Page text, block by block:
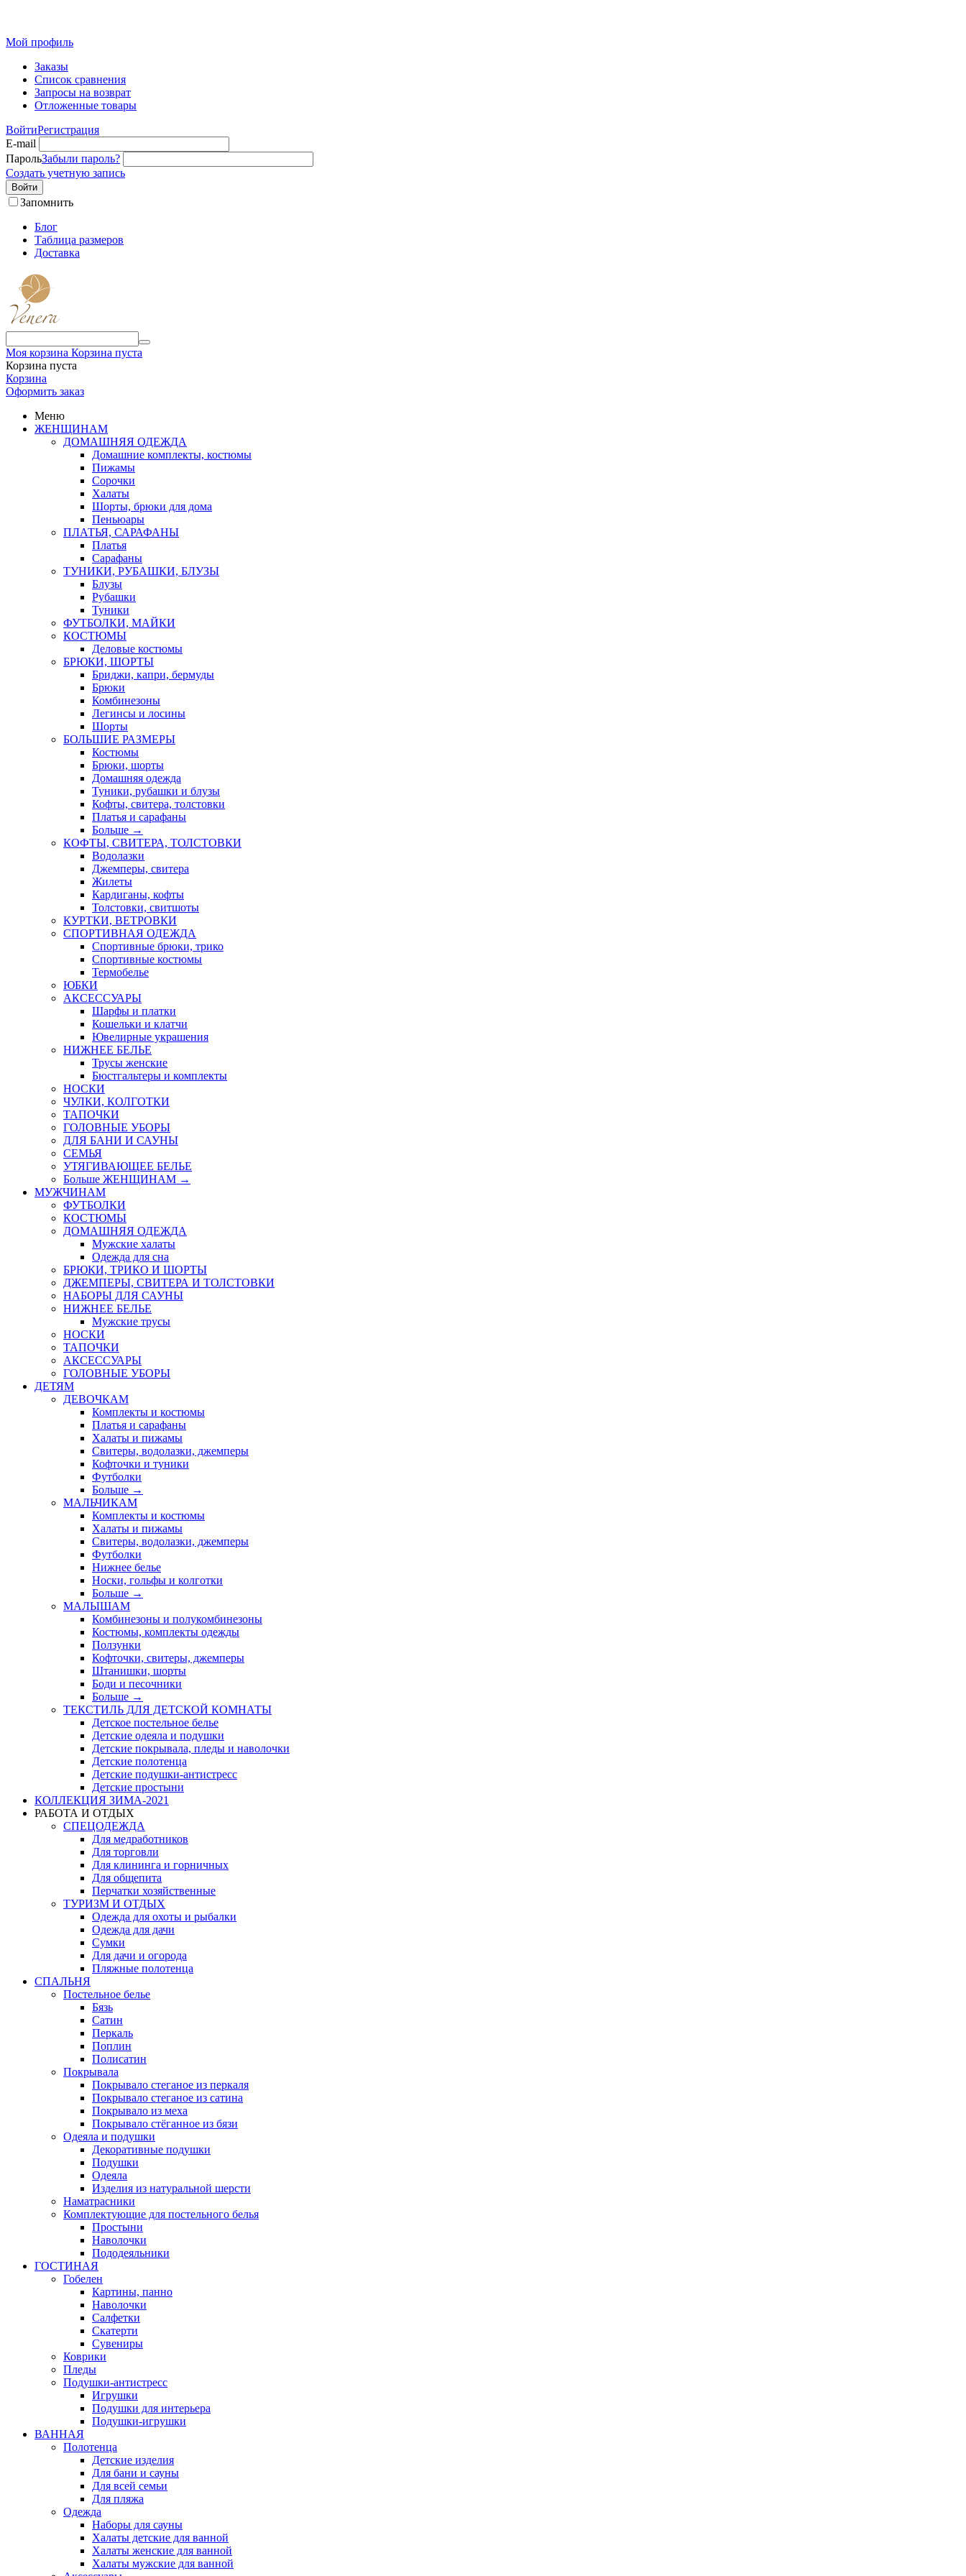
Мой профиль
Заказы
Список сравнения
Запросы на возврат
Отложенные товары
ВойтиРегистрация
E-mail
ПарольЗабыли пароль?
Создать учетную запись
Войти
Запомнить
Блог
Таблица размеров
Доставка
Моя корзина Корзина пуста
Корзина пуста
Корзина
Оформить заказ
Меню
ЖЕНЩИНАМ
ДОМАШНЯЯ ОДЕЖДА
Домашние комплекты, костюмы
Пижамы
Сорочки
Халаты
Шорты, брюки для дома
Пеньюары
ПЛАТЬЯ, САРАФАНЫ
Платья
Сарафаны
ТУНИКИ, РУБАШКИ, БЛУЗЫ
Блузы
Рубашки
Туники
ФУТБОЛКИ, МАЙКИ
КОСТЮМЫ
Деловые костюмы
БРЮКИ, ШОРТЫ
Бриджи, капри, бермуды
Брюки
Комбинезоны
Легинсы и лосины
Шорты
БОЛЬШИЕ РАЗМЕРЫ
Костюмы
Брюки, шорты
Домашняя одежда
Туники, рубашки и блузы
Кофты, свитера, толстовки
Платья и сарафаны
Больше →
КОФТЫ, СВИТЕРА, ТОЛСТОВКИ
Водолазки
Джемперы, свитера
Жилеты
Кардиганы, кофты
Толстовки, свитшоты
КУРТКИ, ВЕТРОВКИ
СПОРТИВНАЯ ОДЕЖДА
Спортивные брюки, трико
Спортивные костюмы
Термобелье
ЮБКИ
AКСЕССУАРЫ
Шарфы и платки
Кошельки и клатчи
Ювелирные украшения
НИЖНЕЕ БЕЛЬЕ
Трусы женские
Бюстгальтеры и комплекты
НОСКИ
ЧУЛКИ, КОЛГОТКИ
ТАПОЧКИ
ГОЛОВНЫЕ УБОРЫ
ДЛЯ БАНИ И САУНЫ
СЕМЬЯ
УТЯГИВАЮЩЕЕ БЕЛЬЕ
Больше ЖЕНЩИНАМ →
МУЖЧИНАМ
ФУТБОЛКИ
КОСТЮМЫ
ДОМАШНЯЯ ОДЕЖДА
Мужские халаты
Одежда для сна
БРЮКИ, ТРИКО И ШОРТЫ
ДЖЕМПЕРЫ, СВИТЕРА И ТОЛСТОВКИ
НАБОРЫ ДЛЯ САУНЫ
НИЖНЕЕ БЕЛЬЕ
Мужские трусы
НОСКИ
ТАПОЧКИ
АКСЕССУАРЫ
ГОЛОВНЫЕ УБОРЫ
ДЕТЯМ
ДЕВОЧКАМ
Комплекты и костюмы
Платья и сарафаны
Халаты и пижамы
Свитеры, водолазки, джемперы
Кофточки и туники
Футболки
Больше →
МАЛЬЧИКАМ
Комплекты и костюмы
Халаты и пижамы
Свитеры, водолазки, джемперы
Футболки
Нижнее белье
Носки, гольфы и колготки
Больше →
МАЛЫШАМ
Комбинезоны и полукомбинезоны
Костюмы, комплекты одежды
Ползунки
Кофточки, свитеры, джемперы
Штанишки, шорты
Боди и песочники
Больше →
ТЕКСТИЛЬ ДЛЯ ДЕТСКОЙ КОМНАТЫ
Детское постельное белье
Детские одеяла и подушки
Детские покрывала, пледы и наволочки
Детские полотенца
Детские подушки-антистресс
Детские простыни
КОЛЛЕКЦИЯ ЗИМА-2021
РАБОТА И ОТДЫХ
СПЕЦОДЕЖДА
Для медработников
Для торговли
Для клининга и горничных
Для общепита
Перчатки хозяйственные
ТУРИЗМ И ОТДЫХ
Одежда для охоты и рыбалки
Одежда для дачи
Сумки
Для дачи и огорода
Пляжные полотенца
СПАЛЬНЯ
Постельное белье
Бязь
Сатин
Перкаль
Поплин
Полисатин
Покрывала
Покрывало стеганое из перкаля
Покрывало стеганое из сатина
Покрывало из меха
Покрывало стёганное из бязи
Одеяла и подушки
Декоративные подушки
Подушки
Одеяла
Изделия из натуральной шерсти
Наматраcники
Комплектующие для постельного белья
Простыни
Наволочки
Пододеяльники
ГОСТИНАЯ
Гобелен
Картины, панно
Наволочки
Салфетки
Скатерти
Сувениры
Коврики
Пледы
Подушки-антистресс
Игрушки
Подушки для интерьера
Подушки-игрушки
ВАННАЯ
Полотенца
Детские изделия
Для бани и сауны
Для всей семьи
Для пляжа
Одежда
Наборы для сауны
Халаты детские для ванной
Халаты женские для ванной
Халаты мужские для ванной